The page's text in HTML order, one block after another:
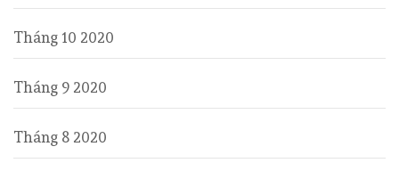
Tháng 10 2020
Tháng 9 2020
Tháng 8 2020